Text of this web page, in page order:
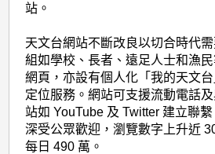
站。
天文台網站不斷改良以切合時代
組如學校、長者、遠足人士和漁
網頁，亦設有個人化「我的天文
定位服務。網站可支援流動電話
站如 YouTube 及 Twitter 建立聯
深受公眾歡迎，瀏覽數字上升近
每日 490 萬。